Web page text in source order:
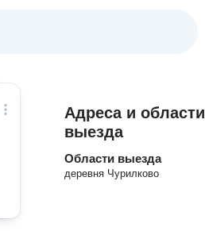
Адреса и области
выезда
Области выезда
деревня Чурилково